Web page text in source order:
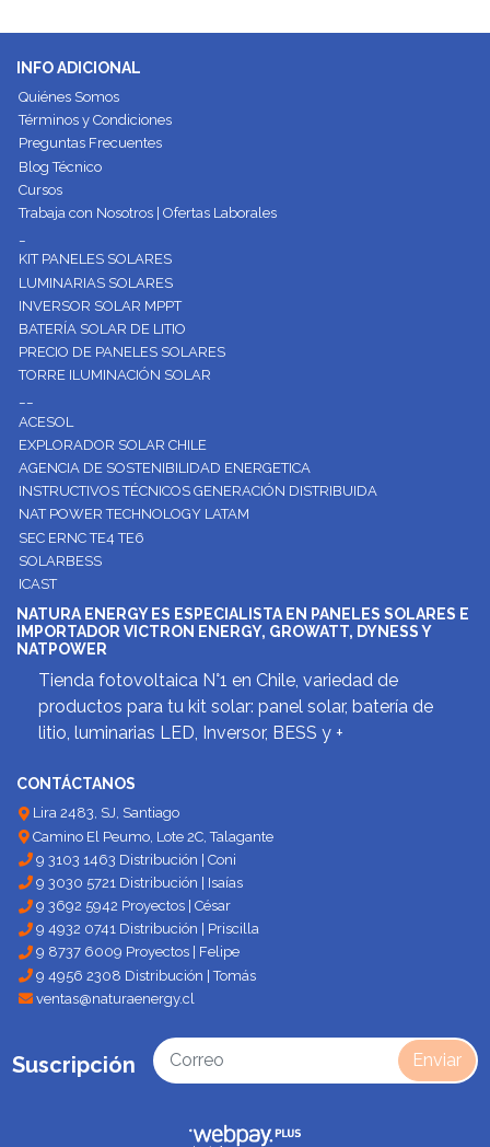
INFO ADICIONAL
Quiénes Somos
Términos y Condiciones
Preguntas Frecuentes
Blog Técnico
Cursos
Trabaja con Nosotros | Ofertas Laborales
KIT PANELES SOLARES
LUMINARIAS SOLARES
INVERSOR SOLAR MPPT
BATERÍA SOLAR DE LITIO
PRECIO DE PANELES SOLARES
TORRE ILUMINACIÓN SOLAR
ACESOL
EXPLORADOR SOLAR CHILE
AGENCIA DE SOSTENIBILIDAD ENERGETICA
INSTRUCTIVOS TÉCNICOS GENERACIÓN DISTRIBUIDA
NAT POWER TECHNOLOGY LATAM
SEC ERNC TE4 TE6
SOLARBESS
ICAST
NATURA ENERGY ES ESPECIALISTA EN PANELES SOLARES E
IMPORTADOR VICTRON ENERGY, GROWATT, DYNESS Y
NATPOWER
Tienda fotovoltaica N°1 en Chile, variedad de
productos para tu kit solar: panel solar, batería de
litio, luminarias LED, Inversor, BESS y +
CONTÁCTANOS
Lira 2483, SJ, Santiago
Camino El Peumo, Lote 2C, Talagante
9 3103 1463 Distribución | Coni
9 3030 5721 Distribución | Isaías
9 3692 5942 Proyectos | César
9 4932 0741 Distribución | Priscilla
9 8737 6009 Proyectos | Felipe
9 4956 2308 Distribución | Tomás
ventas@naturaenergy.cl
Suscripción Enviar